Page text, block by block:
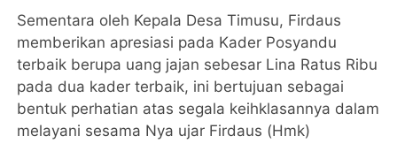
Sementara oleh Kepala Desa Timusu, Firdaus
memberikan apresiasi pada Kader Posyandu
terbaik berupa uang jajan sebesar Lina Ratus Ribu
pada dua kader terbaik, ini bertujuan sebagai
bentuk perhatian atas segala keihklasannya dalam
melayani sesama Nya ujar Firdaus (Hmk)